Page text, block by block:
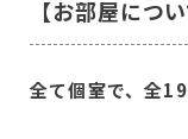
【お部屋につい
全て個室で、全19